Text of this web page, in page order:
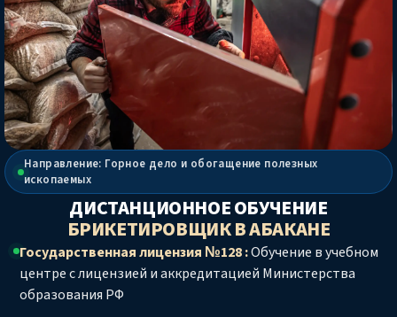
Направление: Горное дело и обогащение полезных
ископаемых
ДИСТАНЦИОННОЕ ОБУЧЕНИЕ
БРИКЕТИРОВЩИКВ АБАКАНЕ
Государственная лицензия №128 :Обучение в учебном
центре с лицензией и аккредитацией Министерства
образования РФ